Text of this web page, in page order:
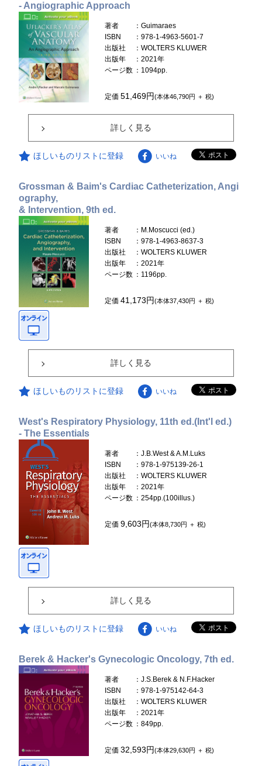
- Angiographic Approach
著者
：Guimaraes
ISBN
：978-1-4963-5601-7
出版社
：WOLTERS KLUWER
出版年
：2021年
ページ数 ：1094pp.
定価51,469円(本体46,790円 ＋ 税)
詳しく見る
ほしいものリストに登録 いいね
Grossman & Baim's Cardiac Catheterization, Angi
ography,
& Intervention, 9th ed.
著者
：M.Moscucci (ed.)
ISBN
：978-1-4963-8637-3
出版社
：WOLTERS KLUWER
出版年
：2021年
ページ数 ：1196pp.
定価41,173円(本体37,430円 ＋ 税)
詳しく見る
ほしいものリストに登録 いいね
West's Respiratory Physiology, 11th ed.(Int'l ed.)
- The Essentials
著者
：J.B.West & A.M.Luks
ISBN
：978-1-975139-26-1
出版社
：WOLTERS KLUWER
出版年
：2021年
ページ数 ：254pp.(100illus.)
定価9,603円(本体8,730円 ＋ 税)
詳しく見る
ほしいものリストに登録 いいね
Berek & Hacker's Gynecologic Oncology, 7th ed.
著者
：J.S.Berek & N.F.Hacker
ISBN
：978-1-975142-64-3
出版社
：WOLTERS KLUWER
出版年
：2021年
ページ数 ：849pp.
定価32,593円(本体29,630円 ＋ 税)